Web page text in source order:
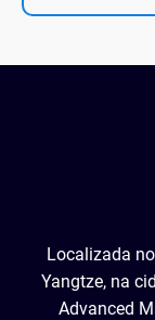
Localizada
Yangtze, na
Advanced